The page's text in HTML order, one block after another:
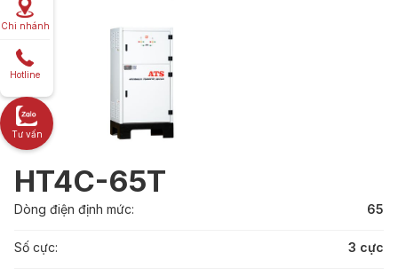
Chi nhánh
Hotline
Tư vấn
HT4C-65T
Dòng điện định mức: 65
Số cực: 3 cực